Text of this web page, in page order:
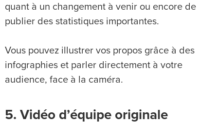
quant à un changement à venir ou encore de
publier des statistiques importantes.
Vous pouvez illustrer vos propos grâce à des
infographies et parler directement à votre
audience, face à la caméra.
5. Vidéo d’équipe originale